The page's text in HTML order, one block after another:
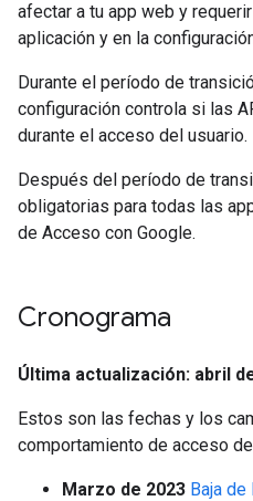
afectar a tu app web y
aplicación y en la
Durante el período de
configuración controla si las
durante el acceso del usuario.
Después del período de
obligatorias para todas las
de Acceso con Google.
Cronograma
Última actualización: abril
Estos son las fechas y los
comportamiento de acceso
Marzo de 2023 Baja